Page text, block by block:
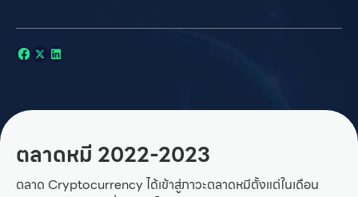
ตลาดหมี 2022-2023
ตลาด Cryptocurrency ได้เข้าสู่ภาวะตลาดหมีตั้งแต่ในเดือน